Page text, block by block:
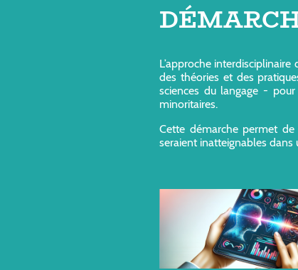
L’approche
des théories et des
sciences du langage -
minoritaires.
Cette démarche permet
seraient inatteignables dans